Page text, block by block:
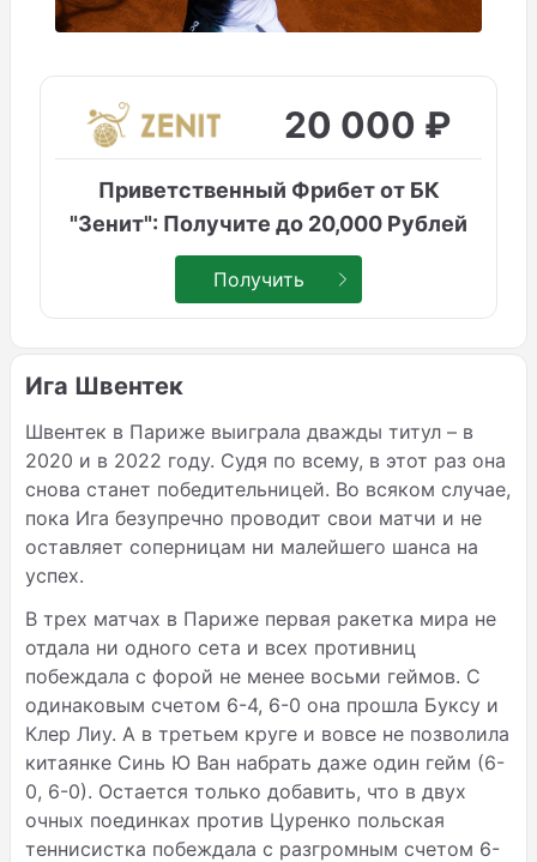
20 000 ₽
Приветственный Фрибет от БК
"Зенит": Получите до 20,000 Рублей
Получить
Ига Швентек
Швентек в Париже выиграла дважды титул – в
2020 и в 2022 году. Судя по всему, в этот раз она
снова станет победительницей. Во всяком случае,
пока Ига безупречно проводит свои матчи и не
оставляет соперницам ни малейшего шанса на
успех.
В трех матчах в Париже первая ракетка мира не
отдала ни одного сета и всех противниц
побеждала с форой не менее восьми геймов. С
одинаковым счетом 6-4, 6-0 она прошла Буксу и
Клер Лиу. А в третьем круге и вовсе не позволила
китаянке Синь Ю Ван набрать даже один гейм (6-
0, 6-0). Остается только добавить, что в двух
очных поединках против Цуренко польская
теннисистка побеждала с разгромным счетом 6-